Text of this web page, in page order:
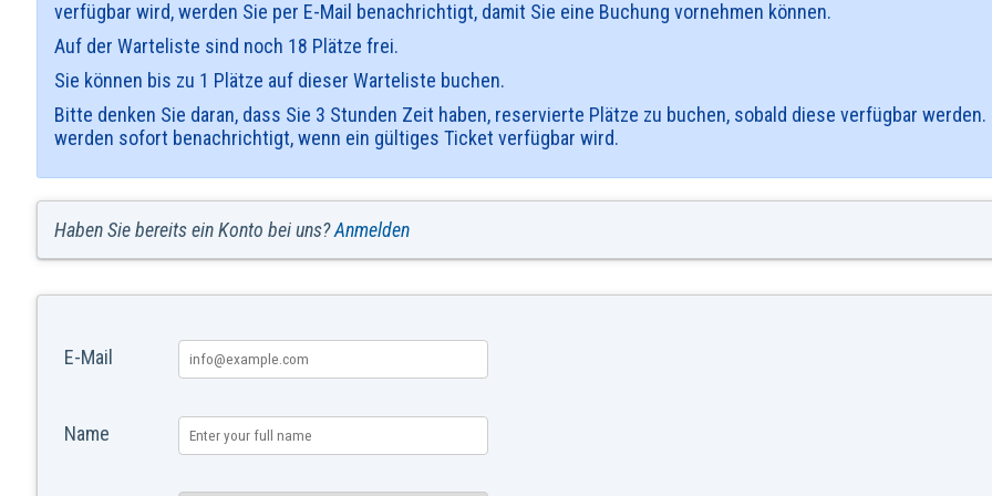
verfügbar wird, werden Sie per E-Mail benachrichtigt, damit Sie eine Buchung vornehmen können.
Auf der Warteliste sind noch 18 Plätze frei.
Sie können bis zu 1 Plätze auf dieser Warteliste buchen.
Bitte denken Sie daran, dass Sie 3 Stunden Zeit haben, reservierte Plätze zu buchen, sobald diese verfügbar werden.
werden sofort benachrichtigt, wenn ein gültiges Ticket verfügbar wird.
Haben Sie bereits ein Konto bei uns?Anmelden
E-Mail
Name